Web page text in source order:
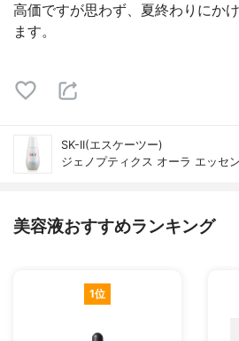
高価ですが思わず、夏終わりにか
ます。
SK-II(エスケーツー)
ジェノプティクス オーラ エッセ
美容液おすすめランキング
1位